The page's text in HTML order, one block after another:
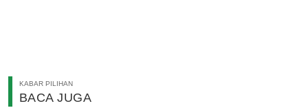
KABAR PILIHAN
BACA JUGA